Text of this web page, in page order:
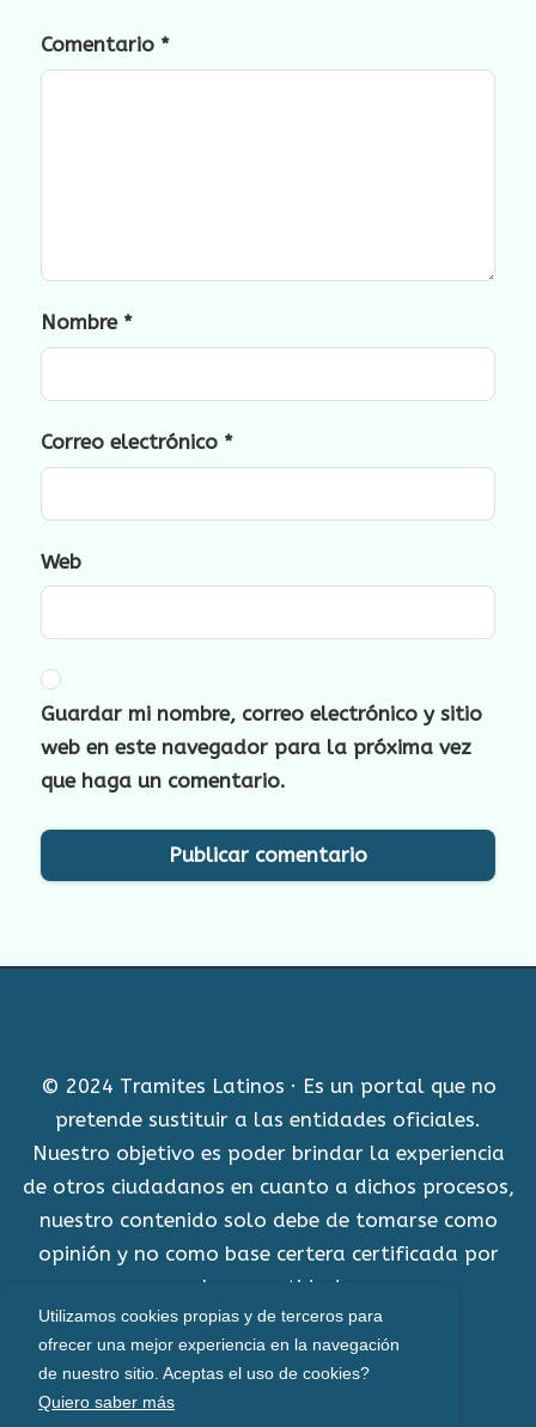
Comentario *
Nombre *
Correo electrónico *
Web
Guardar mi nombre, correo electrónico y sitio
web en este navegador para la próxima vez
que haga un comentario.
© 2024 Tramites Latinos · Es un portal que no
pretende sustituir a las entidades oficiales.
Nuestro objetivo es poder brindar la experiencia
de otros ciudadanos en cuanto a dichos procesos,
nuestro contenido solo debe de tomarse como
opinión y no como base certera certificada por
alguna entidad.
Aviso Legal
Política de cookies
Utilizamos cookies propias y de terceros para
ofrecer una mejor experiencia en la navegación
de nuestro sitio. Aceptas el uso de cookies?
Quiero saber más